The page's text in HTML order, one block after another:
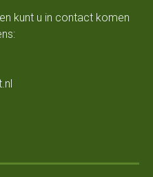
kunt u in contact komen